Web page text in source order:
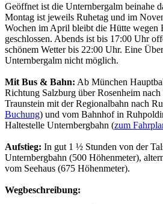
Geöffnet ist die Unternbergalm beinahe
Montag ist jeweils Ruhetag und im
Wochen im April bleibt die Hütte wegen
geschlossen. Abends ist bis 17:00 Uhr
schönem Wetter bis 22:00 Uhr. Eine
Unternbergalm nicht möglich.
Mit Bus & Bahn: Ab München
Richtung Salzburg über Rosenheim
Traunstein mit der Regionalbahn nach
Buchung) und vom Bahnhof in
Haltestelle Unternbergbahn (zum
Aufstieg: In gut 1 ½ Stunden von der
Unternbergbahn (500 Höhenmeter),
vom Seehaus (675 Höhenmeter).
Wegbeschreibung: